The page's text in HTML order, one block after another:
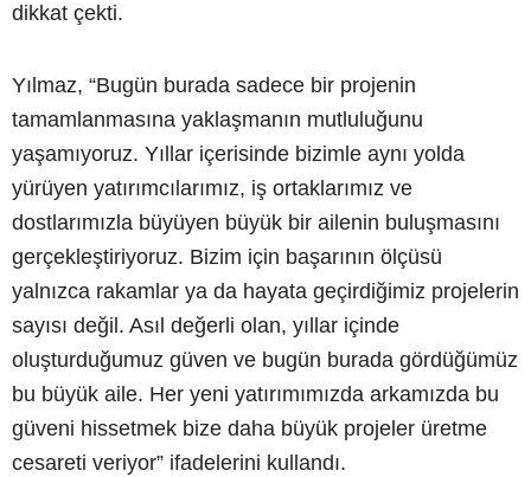
dikkat çekti.
Yılmaz, “Bugün burada sadece bir projenin
tamamlanmasına yaklaşmanın mutluluğunu
yaşamıyoruz. Yıllar içerisinde bizimle aynı yolda
yürüyen yatırımcılarımız, iş ortaklarımız ve
dostlarımızla büyüyen büyük bir ailenin buluşmasını
gerçekleştiriyoruz. Bizim için başarının ölçüsü
yalnızca rakamlar ya da hayata geçirdiğimiz projelerin
sayısı değil. Asıl değerli olan, yıllar içinde
oluşturduğumuz güven ve bugün burada gördüğümüz
bu büyük aile. Her yeni yatırımımızda arkamızda bu
güveni hissetmek bize daha büyük projeler üretme
cesareti veriyor” ifadelerini kullandı.